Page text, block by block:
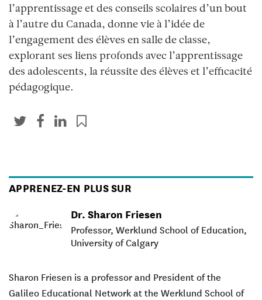
l’apprentissage et des conseils scolaires d’un bout
à l’autre du Canada, donne vie à l’idée de
l’engagement des élèves en salle de classe,
explorant ses liens profonds avec l’apprentissage
des adolescents, la réussite des élèves et l’efficacité
pédagogique.
APPRENEZ-EN PLUS SUR
Dr. Sharon Friesen
Professor, Werklund School of Education,
University of Calgary
Sharon Friesen is a professor and President of the
Galileo Educational Network at the Werklund School of